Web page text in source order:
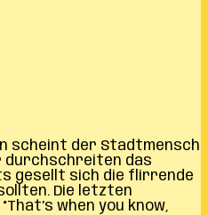
scheint der Stadtmensch
durchschreiten das
gesellt sich die flirrende
Die letzten
when you know,